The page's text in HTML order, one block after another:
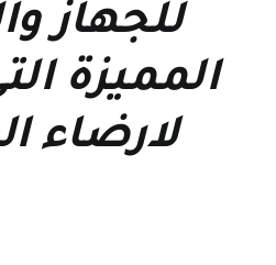
للجهاز
المميزة
لارضاء